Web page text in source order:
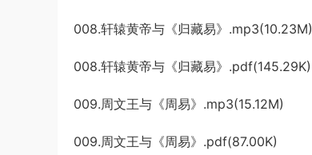
008.轩辕黄帝与《归藏易》.mp3(10.23M)
008.轩辕黄帝与《归藏易》.pdf(145.29K)
009.周文王与《周易》.mp3(15.12M)
009.周文王与《周易》.pdf(87.00K)